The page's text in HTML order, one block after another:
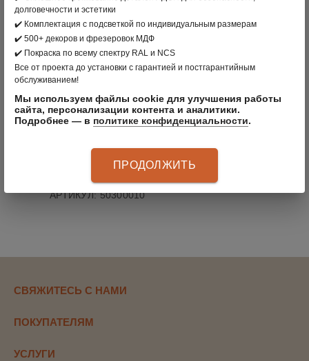
ПРОИЗВОДИТЕЛЬ:CLÄDER, РОССИЯ
МАТЕРИАЛ: СТАЛЬ
АРТИКУЛ:50300010
СВЯЖИТЕСЬ С НАМИ
ПОКУПАТЕЛЯМ
УСЛУГИ
долговечности и эстетики
✔️ Комплектация с подсветкой по индивидуальным размерам
✔️ 500+ декоров и фрезеровок МДФ
✔️ Покраска по всему спектру RAL и NCS
Все от проекта до установки с гарантией и постгарантийным
обслуживанием!
Мы используем файлы cookie для улучшения работы
сайта, персонализации контента и аналитики.
Подробнее — в политике конфиденциальности.
ПРОДОЛЖИТЬ